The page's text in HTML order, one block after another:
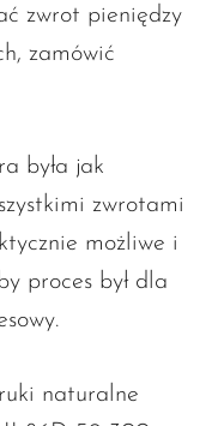
zwrot pieniędzy
zamówić
była jak
zwrotami
możliwe i
proces był dla
naturalne